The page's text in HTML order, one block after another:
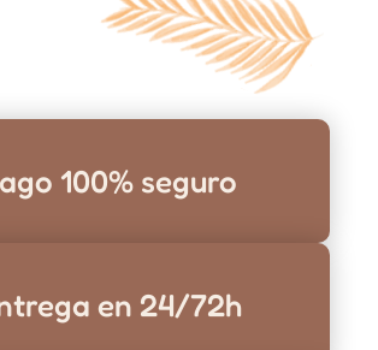
100% seguro
en 24/72h